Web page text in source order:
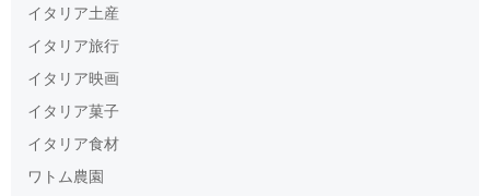
イタリア土産
イタリア旅行
イタリア映画
イタリア菓子
イタリア食材
ワトム農園